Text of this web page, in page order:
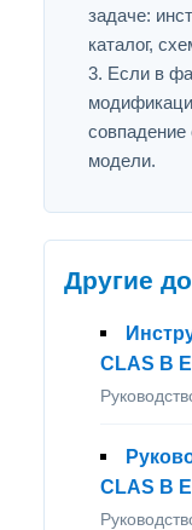
задаче:
каталог,
Если в
модели.
Другие
CLAS B
CLAS B